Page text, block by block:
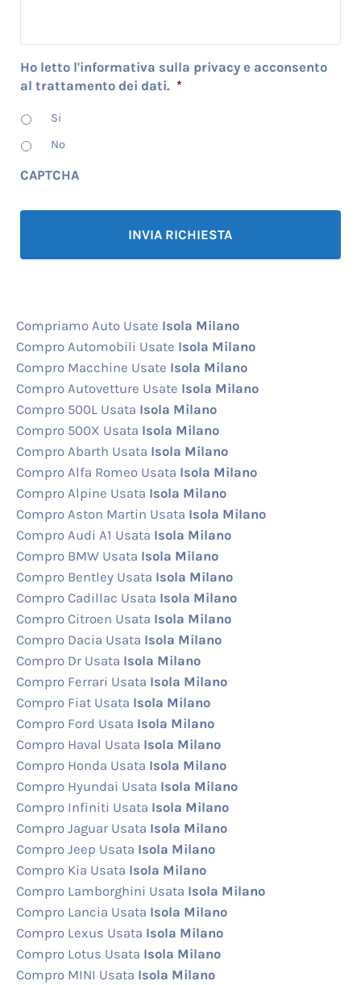
Ho letto l'informativa sulla privacy e acconsento
al trattamento dei dati. *
Si
No
CAPTCHA
Compriamo Auto Usate Isola Milano
Compro Automobili Usate Isola Milano
Compro Macchine Usate Isola Milano
Compro Autovetture Usate Isola Milano
Compro 500L Usata Isola Milano
Compro 500X Usata Isola Milano
Compro Abarth Usata Isola Milano
Compro Alfa Romeo Usata Isola Milano
Compro Alpine Usata Isola Milano
Compro Aston Martin Usata Isola Milano
Compro Audi A1 Usata Isola Milano
Compro BMW Usata Isola Milano
Compro Bentley Usata Isola Milano
Compro Cadillac Usata Isola Milano
Compro Citroen Usata Isola Milano
Compro Dacia Usata Isola Milano
Compro Dr Usata Isola Milano
Compro Ferrari Usata Isola Milano
Compro Fiat Usata Isola Milano
Compro Ford Usata Isola Milano
Compro Haval Usata Isola Milano
Compro Honda Usata Isola Milano
Compro Hyundai Usata Isola Milano
Compro Infiniti Usata Isola Milano
Compro Jaguar Usata Isola Milano
Compro Jeep Usata Isola Milano
Compro Kia Usata Isola Milano
Compro Lamborghini Usata Isola Milano
Compro Lancia Usata Isola Milano
Compro Lexus Usata Isola Milano
Compro Lotus Usata Isola Milano
Compro MINI Usata Isola Milano